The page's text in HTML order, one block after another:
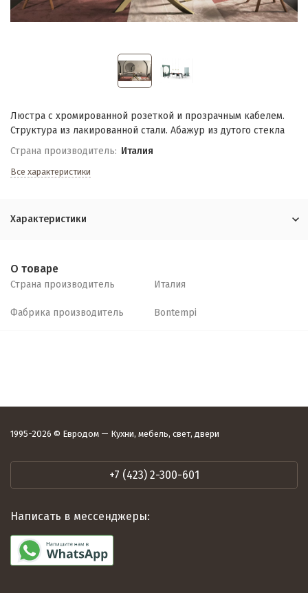
Люстра с хромированной розеткой и прозрачным кабелем.
Структура из лакированной стали. Абажур из дутого стекла
Страна производитель: Италия
Все характеристики
Характеристики
О товаре
Страна производитель Италия
Фабрика производитель Bontempi
1995-2026 © Евродом — Кухни, мебель, свет, двери
+7 (423) 2-300-601
Написать в мессенджеры: